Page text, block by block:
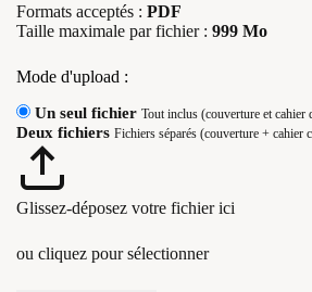
Formats acceptés : PDF
Taille maximale par fichier : 999 Mo
Mode d'upload :
Un seul fichier Tout inclus (couverture et cahier
Deux fichiers Fichiers séparés (couverture + cahier
Glissez-déposez votre fichier ici
ou cliquez pour sélectionner